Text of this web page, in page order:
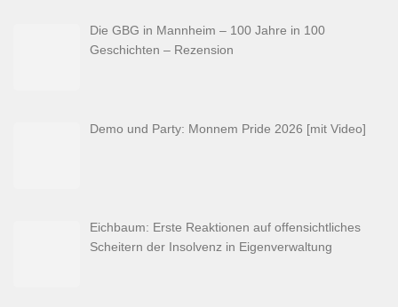
Die GBG in Mannheim – 100 Jahre in 100
Geschichten – Rezension
Demo und Party: Monnem Pride 2026 [mit Video]
Eichbaum: Erste Reaktionen auf offensichtliches
Scheitern der Insolvenz in Eigenverwaltung